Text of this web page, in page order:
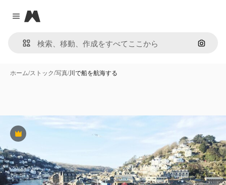
Close menu
Magnific
画像で
ホーム/ストック/写真/川で船を航海する
Premium